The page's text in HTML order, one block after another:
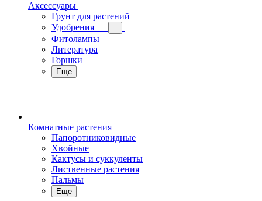
Аксессуары
Грунт для растений
Удобрения
Фитолампы
Литература
Горшки
Еще
Комнатные растения
Папоротниковидные
Хвойные
Кактусы и суккуленты
Лиственные растения
Пальмы
Еще